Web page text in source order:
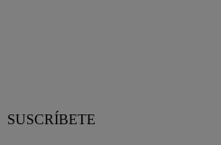
SUSCRÍBETE